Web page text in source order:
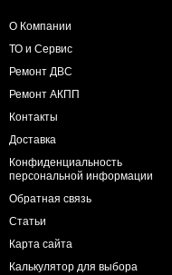
О Компании
ТО и Сервис
​Ремонт ДВС
Ремонт АКПП
Контакты
Доставка
Конфиденциальность
персональной информации
Обратная связь
Статьи
Карта сайта
Калькулятор для выбора